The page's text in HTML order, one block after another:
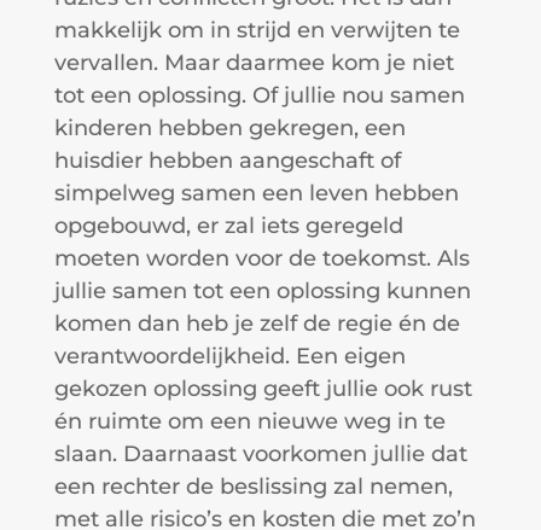
makkelijk om in strijd en verwijten te
vervallen. Maar daarmee kom je niet
tot een oplossing. Of jullie nou samen
kinderen hebben gekregen, een
huisdier hebben aangeschaft of
simpelweg samen een leven hebben
opgebouwd, er zal iets geregeld
moeten worden voor de toekomst. Als
jullie samen tot een oplossing kunnen
komen dan heb je zelf de regie én de
verantwoordelijkheid. Een eigen
gekozen oplossing geeft jullie ook rust
én ruimte om een nieuwe weg in te
slaan. Daarnaast voorkomen jullie dat
een rechter de beslissing zal nemen,
met alle risico’s en kosten die met zo’n